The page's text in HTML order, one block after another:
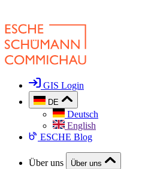
GIS Login
DE
Deutsch
English
ESCHE Blog
Über uns
Über uns